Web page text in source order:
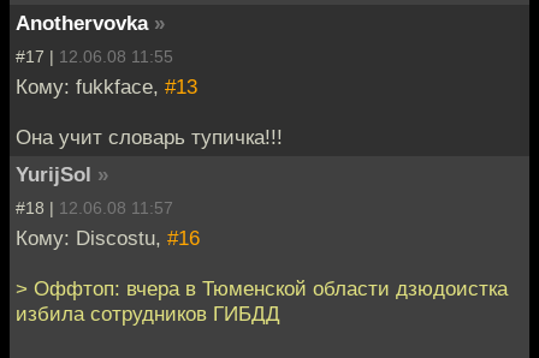
Anothervovka »
#17 | 12.06.08 11:55
Кому: fukkface, #13
Она учит словарь тупичка!!!
YurijSol »
#18 | 12.06.08 11:57
Кому: Discostu, #16
> Оффтоп: вчера в Тюменской области дзюдоистка
избила сотрудников ГИБДД